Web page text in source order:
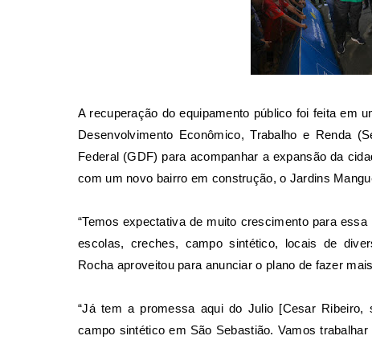
A recuperação do equipamento público foi feita em
Desenvolvimento Econômico, Trabalho e Renda
Federal (GDF) para acompanhar a expansão da
com um novo bairro em construção, o Jardins
“Temos expectativa de muito crescimento para
escolas, creches, campo sintético, locais de
Rocha aproveitou para anunciar o plano de fazer
“Já tem a promessa aqui do Julio [Cesar
campo sintético em São Sebastião. Vamos